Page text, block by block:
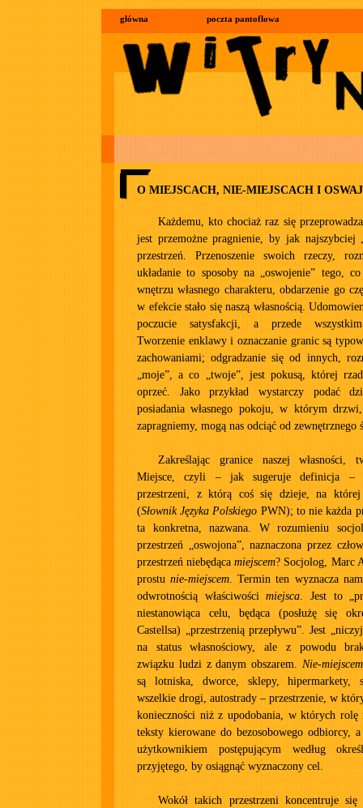
główna poczta pantoflowa
O MIEJSCACH, NIE-MIEJSCACH I
Każdemu, kto chociaż raz się
jest przemożne pragnienie, by jak najszybciej
przestrzeń. Przenoszenie swoich rzeczy,
układanie to sposoby na „oswojenie” tego,
wnętrzu własnego charakteru, obdarzenie go
w efekcie stało się naszą własnością.
poczucie satysfakcji, a przede wszystkim
Tworzenie enklawy i oznaczanie granic są
zachowaniami; odgradzanie się od innych,
„moje”, a co „twoje”, jest pokusą, której
oprzeć. Jako przykład wystarczy podać
posiadania własnego pokoju, w którym
zapragniemy, mogą nas odciąć od zewnętrznego
Zakreślając granice naszej własności,
Miejsce, czyli – jak sugeruje definicja –
przestrzeni, z którą coś się dzieje, na której
(Słownik Języka Polskiego PWN); to nie każda
ta konkretna, nazwana. W rozumieniu
przestrzeń „oswojona”, naznaczona przez
przestrzeń niebędącamiejscem? Socjolog, Marc
prostunie-miejscem. Termin ten wyznacza
odwrotnością właściwościmiejsca. Jest to
niestanowiąca celu, będąca (posłużę się
Castellsa) „przestrzenią przepływu”. Jest
na status własnościowy, ale z powodu
związku ludzi z danym obszarem. Nie-miejscem
są lotniska, dworce, sklepy, hipermarkety,
wszelkie drogi, autostrady – przestrzenie, w
konieczności niż z upodobania, w których rolę
teksty kierowane do bezosobowego odbiorcy,
użytkownikiem postępującym według
przyjętego, by osiągnąć wyznaczony cel.
Wokół takich przestrzeni koncentruje się